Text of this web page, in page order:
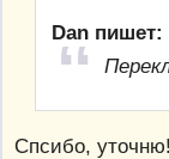
Dan пишет:
Спсибо, уточню!